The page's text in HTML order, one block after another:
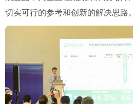
切实可行的参考和创新的解决思路。